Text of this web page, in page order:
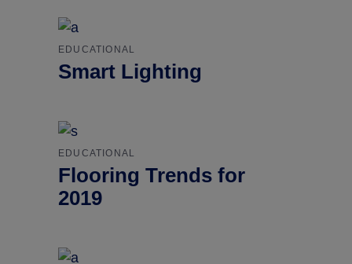
EDUCATIONAL
Smart Lighting
EDUCATIONAL
Flooring Trends for
2019